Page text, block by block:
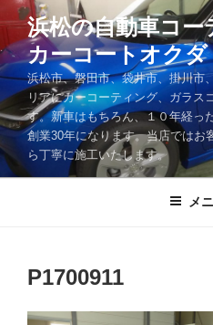
ン
テ
ン
ツ
へ
ス
キ
浜松の自動車コー
カーコートオクダ
浜松市、磐田市、袋井市、掛川市
リアにカーコーティング、ガラス
す。新車はもちろん、１０年経っ
創業30年になります。当店ではお
ら丁寧に施工いたします。
メ
P1700911